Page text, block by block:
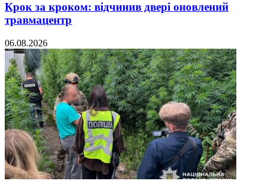
Крок за кроком: відчинив двері оновлений
травмацентр
06.08.2026